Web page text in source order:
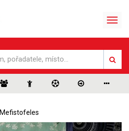
Mefistofeles